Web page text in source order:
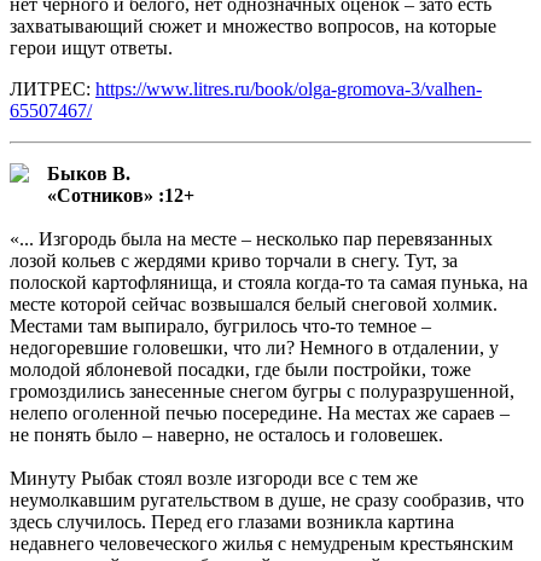
захватывающий сюжет и множество вопросов, на которые
герои ищут ответы.
ЛИТРЕС: https://www.litres.ru/book/olga-gromova-3/valhen-
65507467/
Быков В.
«Сотников» :12+
«... Изгородь была на месте – несколько пар перевязанных
лозой кольев с жердями криво торчали в снегу. Тут, за
полоской картофлянища, и стояла когда-то та самая пунька, на
месте которой сейчас возвышался белый снеговой холмик.
Местами там выпирало, бугрилось что-то темное –
недогоревшие головешки, что ли? Немного в отдалении, у
молодой яблоневой посадки, где были постройки, тоже
громоздились занесенные снегом бугры с полуразрушенной,
нелепо оголенной печью посередине. На местах же сараев –
не понять было – наверно, не осталось и головешек.
Минуту Рыбак стоял возле изгороди все с тем же
неумолкавшим ругательством в душе, не сразу сообразив, что
здесь случилось. Перед его глазами возникла картина
недавнего человеческого жилья с немудреным крестьянским